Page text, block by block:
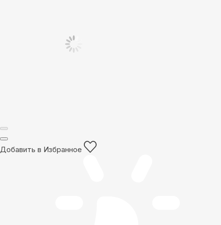
Добавить в Избранное